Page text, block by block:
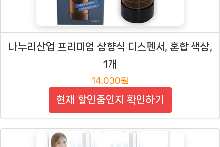
나누리산업 프리미엄 상향식 디스펜서, 혼합 색상,
1개
14,000원
현재 할인중인지 확인하기